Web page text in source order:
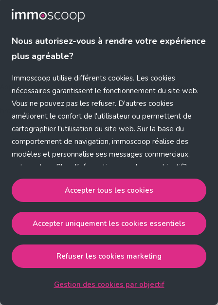
Nous autorisez-vous à rendre votre expérience
plus agréable?
Immoscoop utilise différents cookies. Les cookies
nécessaires garantissent le fonctionnement du site web.
Vous ne pouvez pas les refuser. D'autres cookies
améliorent le confort de l'utilisateur ou permettent de
cartographier l'utilisation du site web. Sur la base du
comportement de navigation, immoscoop réalise des
modèles et personnalise ses messages commerciaux,
entre autres. Plus d'informations sur chaque objectif?
Cliquez sur 'Gestion des cookies par objectif'.
Notre politique de cookies
Accepter tous les cookies
strictement nécessaires, performance, fonctionnalité et
publicité ciblée.
Accepter uniquement les cookies essentielsaccepte
les cookies strictement nécessaires.
Accepter tous les cookies
Accepter uniquement les cookies essentiels
Refuser les cookies marketing
Gestion des cookies par objectif
Application error: a client-side exception has occurred (see the
browser console for more information)